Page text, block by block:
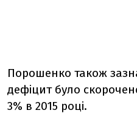
Порошенко також
дефіцит було
3% в 2015 році.